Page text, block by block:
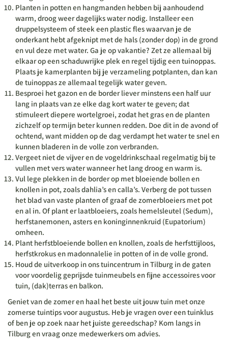
Planten in potten en hangmanden hebben bij aanhoudend
warm, droog weer dagelijks water nodig. Installeer een
druppelsysteem of steek een plastic fles waarvan je de
onderkant hebt afgeknipt met de hals (zonder dop) in de grond
en vul deze met water. Ga je op vakantie? Zet ze allemaal bij
elkaar op een schaduwrijke plek en regel tijdig een tuinoppas.
Plaats je kamerplanten bij je verzameling potplanten, dan kan
de tuinoppas ze allemaal tegelijk water geven.
Besproei het gazon en de border liever minstens een half uur
lang in plaats van ze elke dag kort water te geven; dat
stimuleert diepere wortelgroei, zodat het gras en de planten
zichzelf op termijn beter kunnen redden. Doe dit in de avond of
ochtend, want midden op de dag verdampt het water te snel en
kunnen bladeren in de volle zon verbranden.
Vergeet niet de vijver en de vogeldrinkschaal regelmatig bij te
vullen met vers water wanneer het lang droog en warm is.
Vul lege plekken in de border op met bloeiende bollen en
knollen in pot, zoals dahlia’s en calla’s. Verberg de pot tussen
het blad van vaste planten of graaf de zomerbloeiers met pot
en al in. Of plant er laatbloeiers, zoals hemelsleutel (Sedum),
herfstanemonen, asters en koninginnenkruid (Eupatorium)
omheen.
Plant herfstbloeiende bollen en knollen, zoals de herfsttijloos,
herfstkrokus en madonnalelie in potten of in de volle grond.
Houd de uitverkoop in ons tuincentrum in Tilburg in de gaten
voor voordelig geprijsde tuinmeubels en fijne accessoires voor
tuin, (dak)terras en balkon.
Geniet van de zomer en haal het beste uit jouw tuin met onze
zomerse tuintips voor augustus. Heb je vragen over een tuinklus
of ben je op zoek naar het juiste gereedschap? Kom langs in
Tilburg en vraag onze medewerkers om advies.